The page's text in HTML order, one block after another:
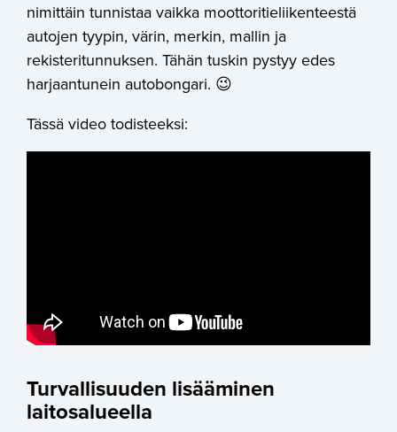
nimittäin tunnistaa vaikka moottoritieliikenteestä
autojen tyypin, värin, merkin, mallin ja
rekisteritunnuksen. Tähän tuskin pystyy edes
harjaantunein autobongari. 😉
Tässä video todisteeksi:
Turvallisuuden lisääminen
laitosalueella